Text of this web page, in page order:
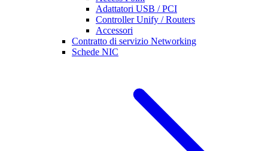
Adattatori USB / PCI
Controller Unify / Routers
Accessori
Contratto di servizio Networking
Schede NIC